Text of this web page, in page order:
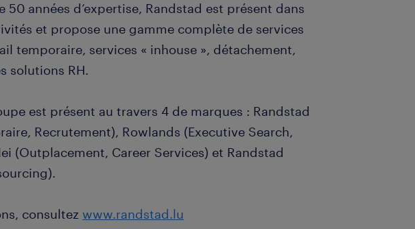
50 années d’expertise, Randstad est présent dans
et propose une gamme complète de services
temporaire, services « inhouse », détachement,
solutions RH.
est présent au travers 4 de marques : Randstad
Recrutement), Rowlands (Executive Search,
(Outplacement, Career Services) et Randstad
consultez www.randstad.lu